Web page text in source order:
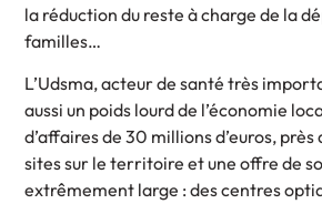
la réduction du reste à charge de la
familles…
L’Udsma, acteur de santé très
aussi un poids lourd de l’économie
d’affaires de 30 millions d’euros,
sites sur le territoire et une offre de
extrêmement large : des centres